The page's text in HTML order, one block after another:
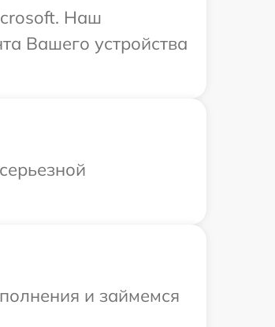
Наш
Вашего устройства
и займемся